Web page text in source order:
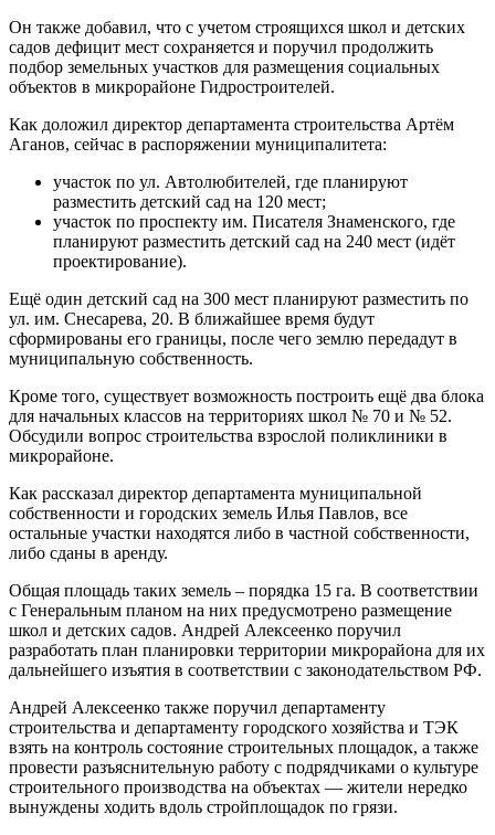
Он также добавил, что с учетом строящихся школ и детских
садов дефицит мест сохраняется и поручил продолжить
подбор земельных участков для размещения социальных
объектов в микрорайоне Гидростроителей.
Как доложил директор департамента строительства Артём
Аганов, сейчас в распоряжении муниципалитета:
участок по ул. Автолюбителей, где планируют
разместить детский сад на 120 мест;
участок по проспекту им. Писателя Знаменского, где
планируют разместить детский сад на 240 мест (идёт
проектирование).
Ещё один детский сад на 300 мест планируют разместить по
ул. им. Снесарева, 20. В ближайшее время будут
сформированы его границы, после чего землю передадут в
муниципальную собственность.
Кроме того, существует возможность построить ещё два блока
для начальных классов на территориях школ № 70 и № 52.
Обсудили вопрос строительства взрослой поликлиники в
микрорайоне.
Как рассказал директор департамента муниципальной
собственности и городских земель Илья Павлов, все
остальные участки находятся либо в частной собственности,
либо сданы в аренду.
Общая площадь таких земель – порядка 15 га. В соответствии
с Генеральным планом на них предусмотрено размещение
школ и детских садов. Андрей Алексеенко поручил
разработать план планировки территории микрорайона для их
дальнейшего изъятия в соответствии с законодательством РФ.
Андрей Алексеенко также поручил департаменту
строительства и департаменту городского хозяйства и ТЭК
взять на контроль состояние строительных площадок, а также
провести разъяснительную работу с подрядчиками о культуре
строительного производства на объектах — жители нередко
вынуждены ходить вдоль стройплощадок по грязи.